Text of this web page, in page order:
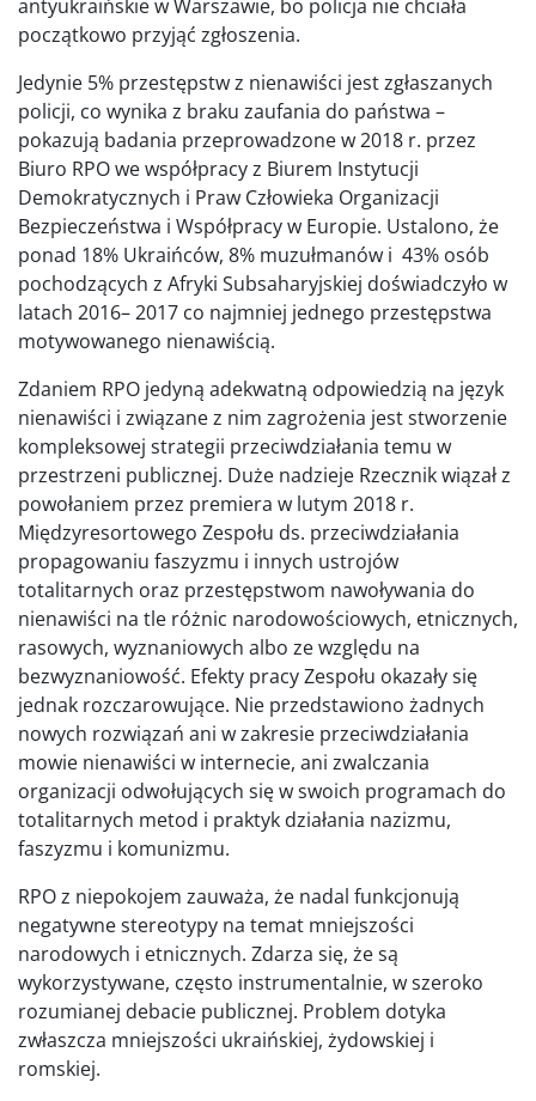
antyukraińskie w Warszawie, bo policja nie chciała
początkowo przyjąć zgłoszenia.
Jedynie 5% przestępstw z nienawiści jest zgłaszanych
policji, co wynika z braku zaufania do państwa –
pokazują badania przeprowadzone w 2018 r. przez
Biuro RPO we współpracy z Biurem Instytucji
Demokratycznych i Praw Człowieka Organizacji
Bezpieczeństwa i Współpracy w Europie. Ustalono, że
ponad 18% Ukraińców, 8% muzułmanów i 43% osób
pochodzących z Afryki Subsaharyjskiej doświadczyło w
latach 2016– 2017 co najmniej jednego przestępstwa
motywowanego nienawiścią.
Zdaniem RPO jedyną adekwatną odpowiedzią na język
nienawiści i związane z nim zagrożenia jest stworzenie
kompleksowej strategii przeciwdziałania temu w
przestrzeni publicznej. Duże nadzieje Rzecznik wiązał z
powołaniem przez premiera w lutym 2018 r.
Międzyresortowego Zespołu ds. przeciwdziałania
propagowaniu faszyzmu i innych ustrojów
totalitarnych oraz przestępstwom nawoływania do
nienawiści na tle różnic narodowościowych, etnicznych,
rasowych, wyznaniowych albo ze względu na
bezwyznaniowość. Efekty pracy Zespołu okazały się
jednak rozczarowujące. Nie przedstawiono żadnych
nowych rozwiązań ani w zakresie przeciwdziałania
mowie nienawiści w internecie, ani zwalczania
organizacji odwołujących się w swoich programach do
totalitarnych metod i praktyk działania nazizmu,
faszyzmu i komunizmu.
RPO z niepokojem zauważa, że nadal funkcjonują
negatywne stereotypy na temat mniejszości
narodowych i etnicznych. Zdarza się, że są
wykorzystywane, często instrumentalnie, w szeroko
rozumianej debacie publicznej. Problem dotyka
zwłaszcza mniejszości ukraińskiej, żydowskiej i
romskiej.